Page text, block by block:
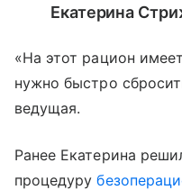
Екатерина
«На этот рацион
нужно быстро
ведущая.
Ранее Екатерина
процедуру